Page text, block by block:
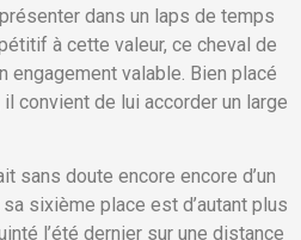
dans un laps de temps
à cette valeur, ce cheval de
engagement valable. Bien placé
convient de lui accorder un large
sans doute encore encore d’un
sixième place est d’autant plus
l’été dernier sur une distance